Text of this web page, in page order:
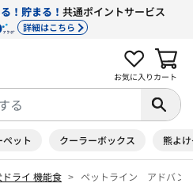
！貯まる！ 共通ポイントサービス
詳細はこちら
お気に入り カート
ット クーラーボックス 熊よ
ドライ 機能食 ペットライン アドバン